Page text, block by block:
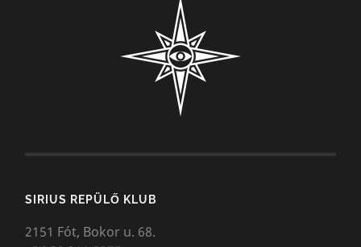
SIRIUS REPÜLŐ KLUB
2151 Fót, Bokor u. 68.